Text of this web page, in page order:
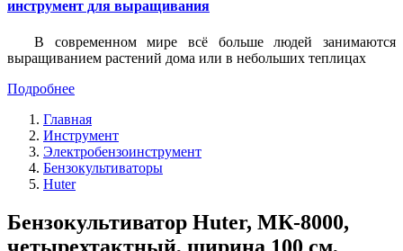
инструмент для выращивания
В современном мире всё больше людей занимаются
выращиванием растений дома или в небольших теплицах
Подробнее
Главная
Инструмент
Электробензоинструмент
Бензокультиваторы
Huter
Бензокультиватор Huter, МК-8000,
четырехтактный, ширина 100 см,